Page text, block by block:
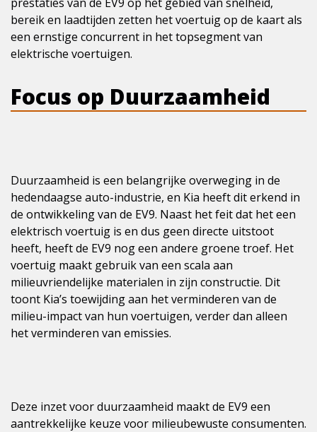
bereik en laadtijden zetten het voertuig op de kaart als
een ernstige concurrent in het topsegment van
elektrische voertuigen.
Focus op Duurzaamheid
Duurzaamheid is een belangrijke overweging in de
hedendaagse auto-industrie, en Kia heeft dit erkend in
de ontwikkeling van de EV9. Naast het feit dat het een
elektrisch voertuig is en dus geen directe uitstoot
heeft, heeft de EV9 nog een andere groene troef. Het
voertuig maakt gebruik van een scala aan
milieuvriendelijke materialen in zijn constructie. Dit
toont Kia’s toewijding aan het verminderen van de
milieu-impact van hun voertuigen, verder dan alleen
het verminderen van emissies.
Deze inzet voor duurzaamheid maakt de EV9 een
aantrekkelijke keuze voor milieubewuste consumenten.